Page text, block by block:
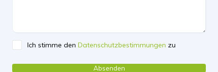
Please leave this field empty.
Ich stimme den Datenschutzbestimmungen zu